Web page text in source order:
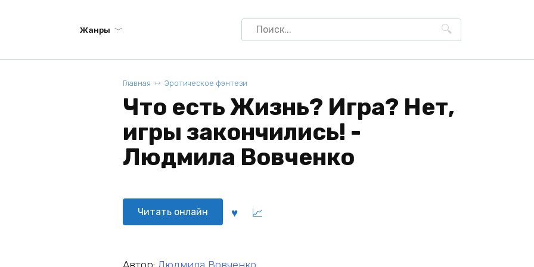
Жанры
Search
for:
Главная Эротическое фэнтези
Что есть Жизнь? Игра? Нет,
игры закончились! -
Людмила Вовченко
Читать онлайн
Автор: Людмила Вовченко